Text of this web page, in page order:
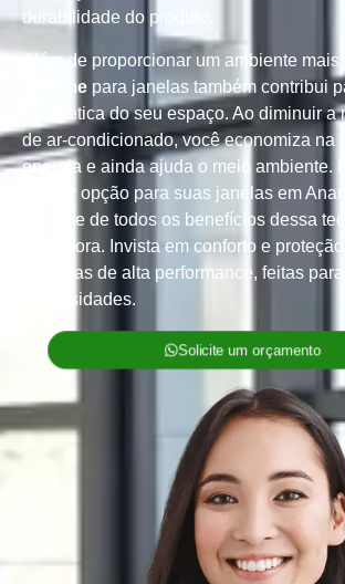
durabilidade do produto.
Além de proporcionar um ambiente
isofilme para janelas também contribui
energética do seu espaço. Ao diminuir a
de ar-condicionado, você economiza na
energia e ainda ajuda o meio ambiente.
melhor opção para suas janelas em
desfrute de todos os benefícios dessa
inovadora. Invista em conforto e proteção
películas de alta performance, feitas para
necessidades.
Solicite um orçamento